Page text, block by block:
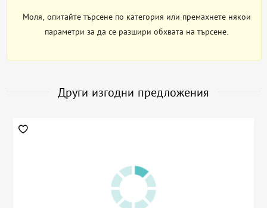
Моля, опитайте търсене по категория или премахнете някои
параметри за да се разшири обхвата на търсене.
Други изгодни предложения